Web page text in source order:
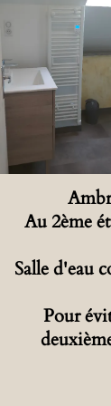
Au 2ème
Salle d'eau
Pour